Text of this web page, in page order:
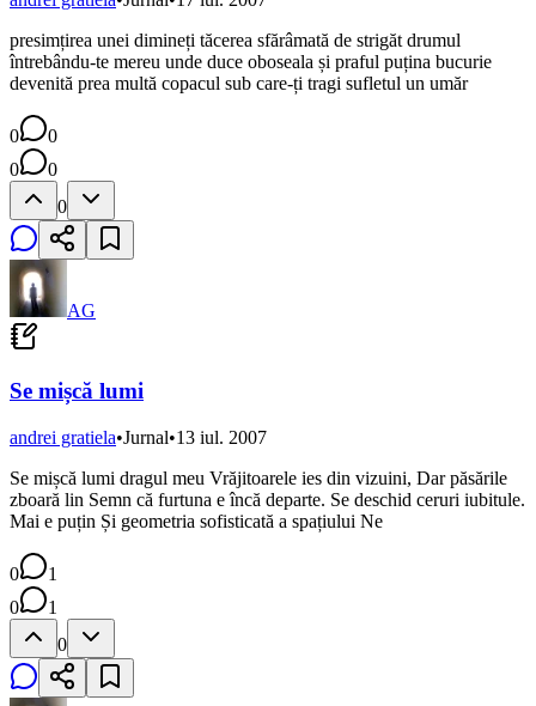
presimțirea unei dimineți tăcerea sfărâmată de strigăt drumul
întrebându-te mereu unde duce oboseala și praful puțina bucurie
devenită prea multă copacul sub care-ți tragi sufletul un umăr
0
0
0
0
0
AG
Se mișcă lumi
andrei gratiela•Jurnal•13 iul. 2007
Se mișcă lumi dragul meu Vrăjitoarele ies din vizuini, Dar păsările
zboară lin Semn că furtuna e încă departe. Se deschid ceruri iubitule.
Mai e puțin Și geometria sofisticată a spațiului Ne
0
1
0
1
0